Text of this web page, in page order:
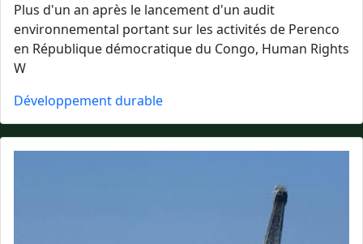
Plus d'un an après le lancement d'un audit
environnemental portant sur les activités de Perenco
en République démocratique du Congo, Human Rights
W
Développement durable